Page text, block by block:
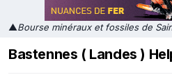
▲Bourse minéraux et fossiles de
Bastennes ( Landes )